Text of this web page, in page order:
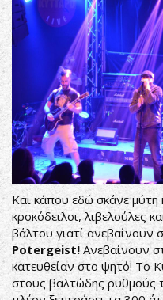
Και κάπου εδώ σκάνε μύτη
κροκόδειλοι, λιβελούλες
βάλτου γιατί ανεβαίνουν
Potergeist!Ανεβαίνουν
κατευθείαν στο ψητό! Το
στους βαλτώδης ρυθμούς